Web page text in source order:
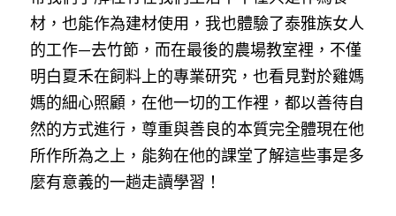
材，也能作為建材使用，我也體驗了泰雅族女人
的工作—去竹節，而在最後的農場教室裡，不僅
明白夏禾在飼料上的專業研究，也看見對於雞媽
媽的細心照顧，在他一切的工作裡，都以善待自
然的方式進行，尊重與善良的本質完全體現在他
所作所為之上，能夠在他的課堂了解這些事是多
麼有意義的一趟走讀學習！